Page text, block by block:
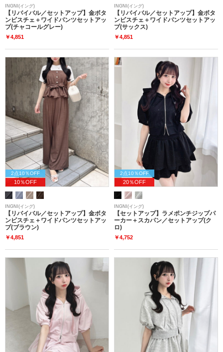
INGNI(イング)
【リバイバル／セットアップ】金ボタ
ンビスチェ＋ワイドパンツセットアッ
プ(チャコールグレー)
￥4,851
INGNI(イング)
【リバイバル／セットアップ】金ボタ
ンビスチェ＋ワイドパンツセットアッ
プ(サックス)
￥4,851
2点10％OFF
10％OFF
INGNI(イング)
【リバイバル／セットアップ】金ボタ
ンビスチェ＋ワイドパンツセットアッ
プ(ブラウン)
￥4,851
2点10％OFF
20％OFF
INGNI(イング)
【セットアップ】ラメポンチジップパ
ーカー＋スカパン／セットアップ(ク
ロ)
￥4,752